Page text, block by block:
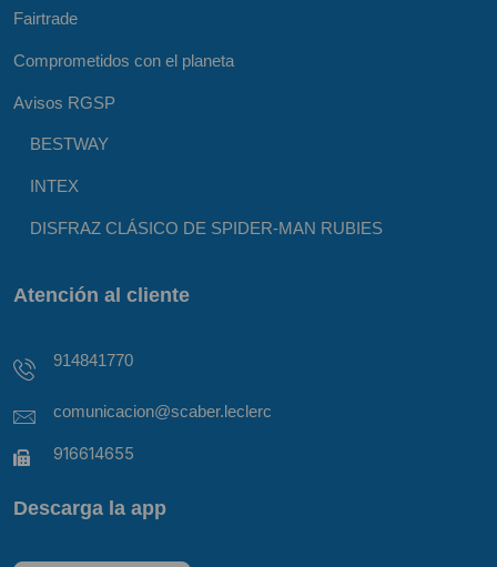
Fairtrade
Comprometidos con el planeta
Avisos RGSP
BESTWAY
INTEX
DISFRAZ CLÁSICO DE SPIDER-MAN RUBIES
Atención al cliente
914841770
comunicacion@scaber.leclerc
916614655
Descarga la app